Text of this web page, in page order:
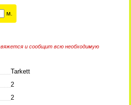
м.
и сообщит всю необходимую
Tarkett
2
2